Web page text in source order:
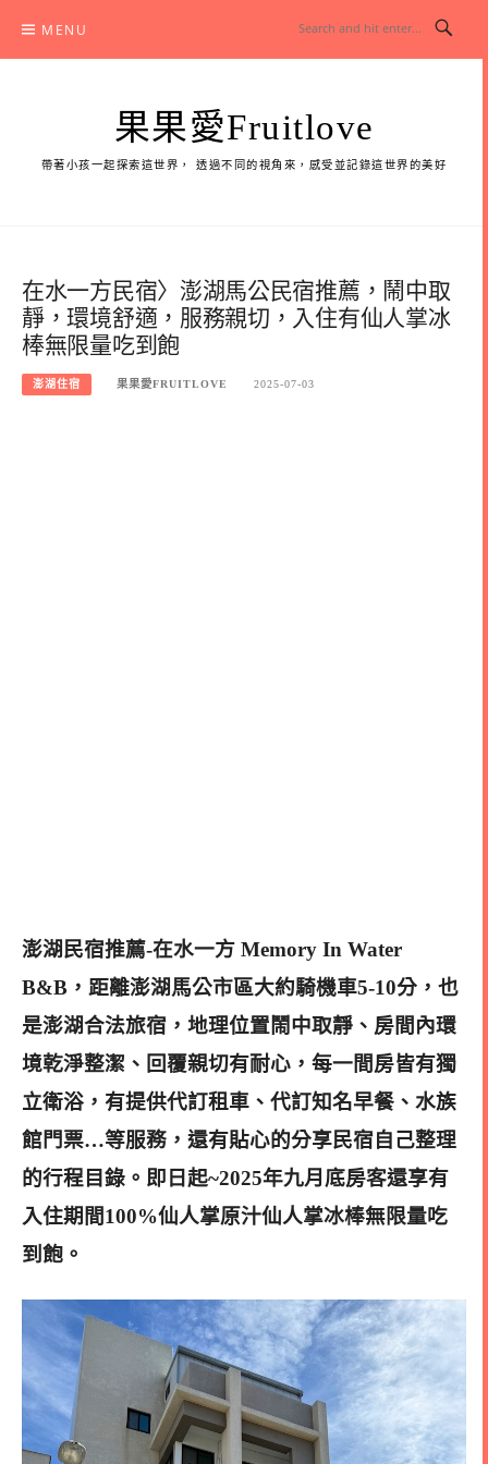
content
MENU
果果愛Fruitlove
帶著小孩一起探索這世界， 透過不同的視角來，感受並記錄這世界的美好
在水一方民宿〉澎湖馬公民宿推薦，鬧中取
靜，環境舒適，服務親切，入住有仙人掌冰
棒無限量吃到飽
澎湖住宿 果果愛FRUITLOVE 2025-07-03
澎湖民宿推薦-在水一方 Memory In Water
B&B， 距離澎湖馬公市區大約騎機車5-10分，也
是澎湖合法旅宿，地理位置鬧中取靜、房間內環
境乾淨整潔、回覆親切有耐心，每一間房皆有獨
立衛浴，有提供代訂租車、代訂知名早餐、水族
館門票…等服務，還有貼心的分享民宿自己整理
的行程目錄。即日起~2025年九月底房客還享有
入住期間100%仙人掌原汁仙人掌冰棒無限量吃
到飽 。